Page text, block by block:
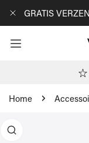
NAAR ARTIKEL
GRATIS
Home